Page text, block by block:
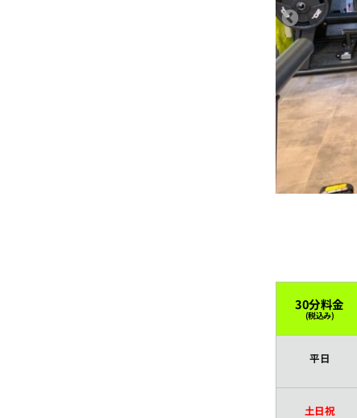
15:30
16:00
16:30
17:00
18:00
18:30
19:00
30分料金
(税込み)
平日
土日祝